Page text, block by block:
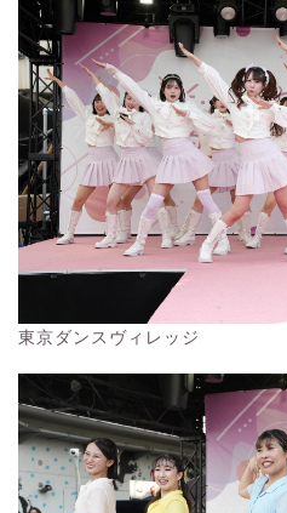
東京ダンスヴィレッジ